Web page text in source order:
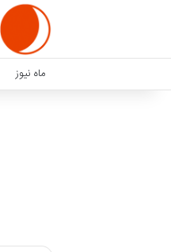
ماه نیوز